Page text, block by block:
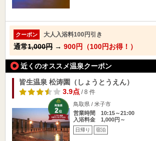
クーポン 大人入浴料100円引き
通常1,000円 → 900円（100円お得！）
近くのオススメ温泉クーポン
皆生温泉 松涛園（しょうとうえん）
3.9点/ 8 件
鳥取県 / 米子市
営業時間 10:15～21:00
入浴料金 1,000円～
日帰り 宿泊